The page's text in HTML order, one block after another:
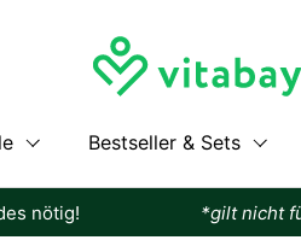
Bestseller & Sets
*gilt nicht für Spar-Sets